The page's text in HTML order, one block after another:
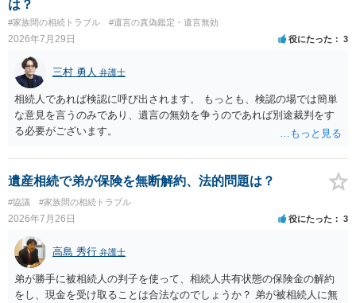
様の意に反する遺産分割協議を行う実益が誰にあったかの立証が困難
であること からすると、実際に遺産分割協議の効力が否定される可能
性はそれほど高くない（立証のハードルは非常に高い）ということが
言えると思います。
は？
#家族間の相続トラブル #遺言の真偽鑑定・遺言無効
2026年7月29日 役にたった 3
三村 勇人 弁護士
相続人であれば検認に呼び出されます。 もっとも、検認の場では簡単
な意見を言うのみであり、遺言の無効を争うのであれば別途裁判をす
る必要がございます。
遺産相続で弟が保険を無断解約、法的問題は？
#協議 #家族間の相続トラブル
2026年7月26日 役にたった 3
高島 秀行 弁護士
弟が勝手に被相続人の判子を使って、相続人共有状態の保険金の解約
をし、現金を受け取ることは合法なのでしょうか？ 弟が被相続人に無